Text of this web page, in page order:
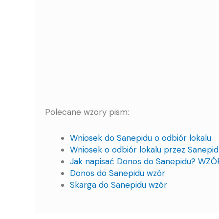
Polecane wzory pism:
Wniosek do Sanepidu o odbiór lokalu
Wniosek o odbiór lokalu przez Sanepid
Jak napisać Donos do Sanepidu?
Donos do Sanepidu wzór
Skarga do Sanepidu wzór